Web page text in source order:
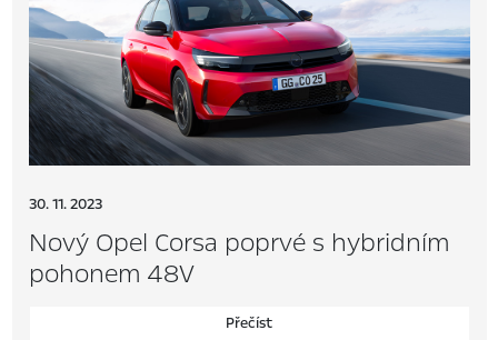
30. 11. 2023
Nový Opel Corsa poprvé s hybridním
pohonem 48V
Přečíst